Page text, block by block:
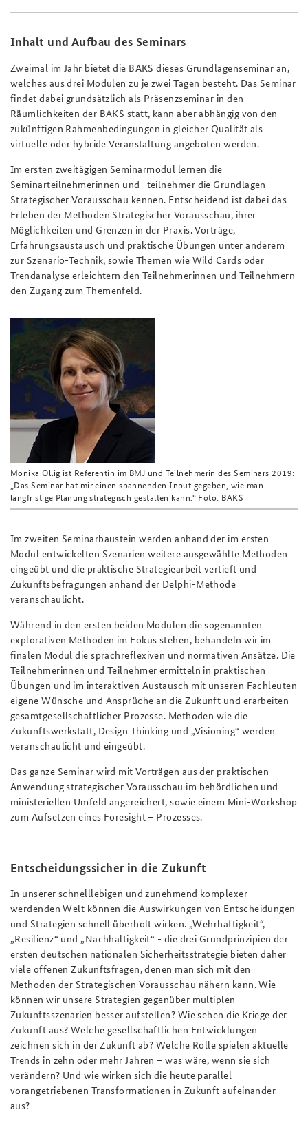
Inhalt und Aufbau des Seminars
Zweimal im Jahr bietet die BAKS dieses Grundlagenseminar an,
welches aus drei Modulen zu je zwei Tagen besteht. Das Seminar
findet dabei grundsätzlich als Präsenzseminar in den
Räumlichkeiten der BAKS statt, kann aber abhängig von den
zukünftigen Rahmenbedingungen in gleicher Qualität als
virtuelle oder hybride Veranstaltung angeboten werden.
Imersten zweitägigen Seminarmodul lernen die
Seminarteilnehmerinnen und -teilnehmer die Grundlagen
Strategischer Vorausschau kennen. Entscheidend ist dabei das
Erleben der Methoden Strategischer Vorausschau, ihrer
Möglichkeiten und Grenzen in der Praxis. Vorträge,
Erfahrungsaustausch und praktische Übungen unter anderem
zur Szenario-Technik, sowie Themen wie Wild Cards oder
Trendanalyse erleichtern den Teilnehmerinnen und Teilnehmern
den Zugang zum Themenfeld.
Monika Ollig ist Referentin im BMJ und Teilnehmerin des Seminars 2019:
„Das Seminar hat mir einen spannenden Input gegeben, wie man
langfristige Planung strategisch gestalten kann.“ Foto: BAKS
Im zweiten Seminarbaustein werdenanhand der im ersten
Modul entwickelten Szenarienweitere ausgewählte Methoden
eingeübt und die praktische Strategiearbeit vertieft und
Zukunftsbefragungen anhand der Delphi-Methode
veranschaulicht.
Während in den ersten beiden Modulen die sogenannten
explorativen Methoden im Fokus stehen, behandeln wir im
finalen Modul diesprachreflexiven und normativen Ansätze. Die
Teilnehmerinnen und Teilnehmer ermitteln in praktischen
Übungen und im interaktiven Austausch mit unseren Fachleuten
eigeneWünsche und Ansprüche an die Zukunft und erarbeiten
gesamtgesellschaftlicher Prozesse. Methoden wie die
Zukunftswerkstatt, Design Thinking und „Visioning“ werden
veranschaulicht und eingeübt.
Das ganze Seminarwird mit Vorträgen aus der praktischen
Anwendung strategischer Vorausschau im behördlichen und
ministeriellen Umfeld angereichert, sowie einem Mini-Workshop
zum Aufsetzen eines Foresight – Prozesses.
Entscheidungssicher in die Zukunft
In unserer schnelllebigen und zunehmend komplexer
werdenden Welt können die Auswirkungen von Entscheidungen
und Strategien schnell überholt wirken. „Wehrhaftigkeit“,
„Resilienz“ und „Nachhaltigkeit“ - die drei Grundprinzipien der
ersten deutschen nationalen Sicherheitsstrategie bieten daher
viele offenen Zukunftsfragen, denen man sich mit den
Methoden der Strategischen Vorausschau nähern kann. Wie
können wir unsere Strategien gegenüber multiplen
Zukunftsszenarien besser aufstellen? Wie sehen die Kriege der
Zukunft aus? Welche gesellschaftlichen Entwicklungen
zeichnen sich in der Zukunft ab? Welche Rolle spielen aktuelle
Trends in zehn oder mehr Jahren – was wäre, wenn sie sich
verändern? Und wie wirken sich die heute parallel
vorangetriebenen Transformationen in Zukunft aufeinander
aus?